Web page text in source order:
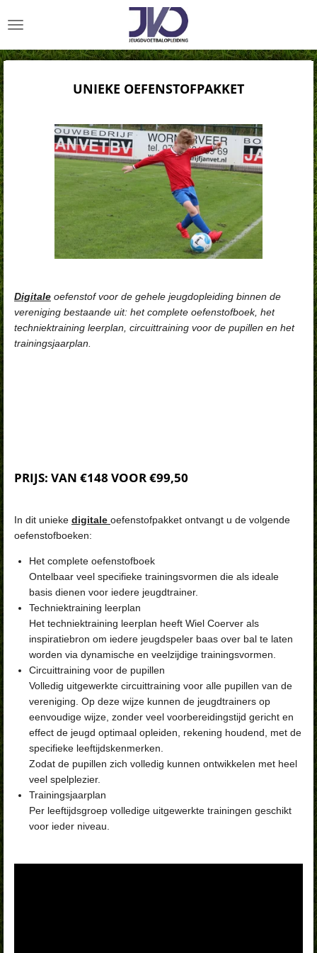
direct
de
UNIEKE OEFENSTOFPAKKET
Digitale oefenstof voor de gehele jeugdopleiding binnen de
vereniging bestaande uit: het complete oefenstofboek, het
techniektraining leerplan, circuittraining voor de pupillen en het
trainingsjaarplan.
PRIJS: VAN €148 VOOR €99,50
In dit unieke digitale oefenstofpakket ontvangt u de volgende
oefenstofboeken:
Het complete oefenstofboek
Ontelbaar veel specifieke trainingsvormen die als ideale
basis dienen voor iedere jeugdtrainer.
Techniektraining leerplan
Het techniektraining leerplan heeft Wiel Coerver als
inspiratiebron om iedere jeugdspeler baas over bal te laten
worden via dynamische en veelzijdige trainingsvormen.
Circuittraining voor de pupillen
Volledig uitgewerkte circuittraining voor alle pupillen van de
vereniging. Op deze wijze kunnen de jeugdtrainers op
eenvoudige wijze, zonder veel voorbereidingstijd gericht en
effect de jeugd optimaal opleiden, rekening houdend, met de
specifieke leeftijdskenmerken.
Zodat de pupillen zich volledig kunnen ontwikkelen met heel
veel spelplezier.
Trainingsjaarplan
Per leeftijdsgroep volledige uitgewerkte trainingen geschikt
voor ieder niveau.